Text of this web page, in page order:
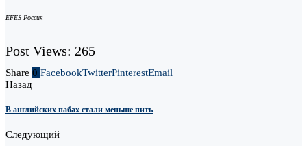
EFES Россия
Post Views: 265
Share 0 FacebookTwitterPinterestEmail
Назад
В английских пабах стали меньше пить
Следующий